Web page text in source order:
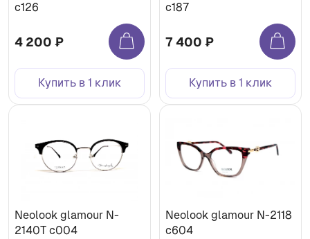
с126
4 200 ₽
Купить в 1 клик
c187
7 400 ₽
Купить в 1 клик
Neolook glamour N-
2140T c004
Neolook glamour N-2118
c604